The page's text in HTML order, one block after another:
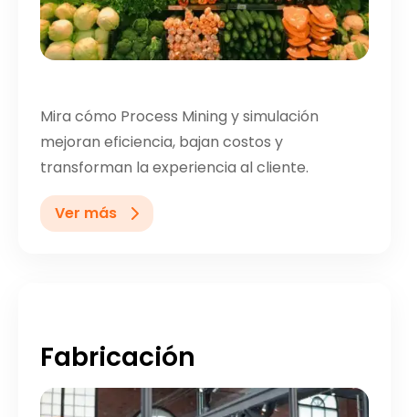
Mira cómo Process Mining y simulación
mejoran eficiencia, bajan costos y
transforman la experiencia al cliente.
Ver más
Fabricación